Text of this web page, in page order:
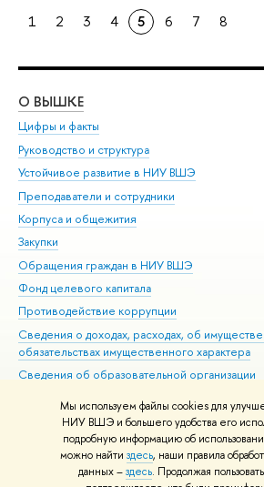
Мы используем файлы cookies для
НИУ ВШЭ и большего удобства его
подробную информацию об
можно найти здесь, наши правила
данных –здесь. Продолжая
1 2 3 4 5 6 7 8
О ВЫШКЕ
Цифры и факты
Руководство и структура
Устойчивое развитие в НИУ ВШЭ
Преподаватели и сотрудники
Корпуса и общежития
Закупки
Обращения граждан в НИУ ВШЭ
Фонд целевого капитала
Противодействие коррупции
Сведения о доходах, расходах, об
обязательствах имущественного характера
Сведения об образовательной организации
Людям с ограниченными возможностями
Единая платежная страница
Работа в Вышке